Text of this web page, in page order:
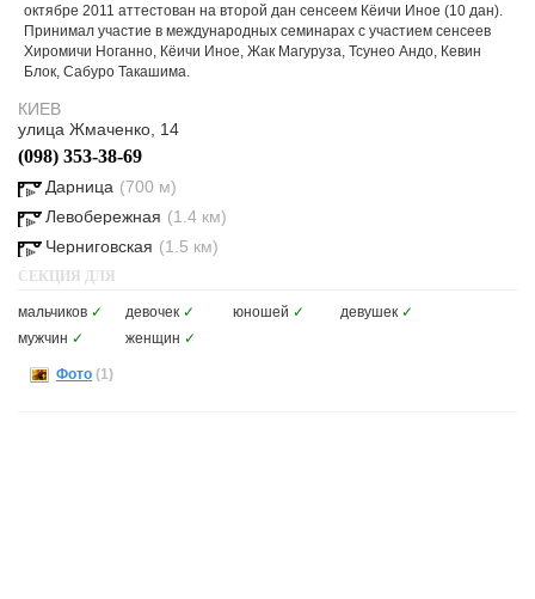
октябре 2011 аттестован на второй дан сенсеем Кёичи Иное (10 дан).
Принимал участие в международных семинарах с участием сенсеев
Хиромичи Ноганно, Кёичи Иное, Жак Магуруза, Тсунео Андо, Кевин
Блок, Сабуро Такашима.
КИЕВ
улица Жмаченко, 14
(098) 353-38-69
Дарница (700 м)
Левобережная (1.4 км)
Черниговская (1.5 км)
СЕКЦИЯ ДЛЯ
мальчиков ✓ девочек ✓ юношей ✓ девушек ✓
мужчин ✓ женщин ✓
Фото (1)